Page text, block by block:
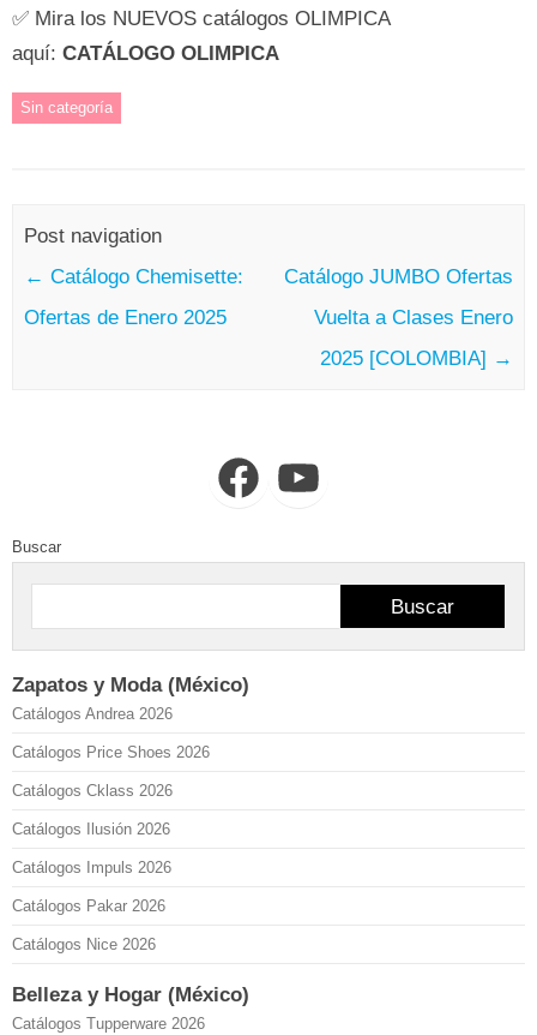
✅ Mira los NUEVOS catálogos OLIMPICA
aquí: CATÁLOGO OLIMPICA
Sin categoría
Post navigation
← Catálogo Chemisette:
Ofertas de Enero 2025
Catálogo JUMBO Ofertas
Vuelta a Clases Enero
2025 [COLOMBIA] →
FacebookYouTube
Buscar
Buscar
Zapatos y Moda (México)
Catálogos Andrea 2026
Catálogos Price Shoes 2026
Catálogos Cklass 2026
Catálogos Ilusión 2026
Catálogos Impuls 2026
Catálogos Pakar 2026
Catálogos Nice 2026
Belleza y Hogar (México)
Catálogos Tupperware 2026